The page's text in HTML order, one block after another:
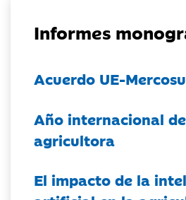
Informes
Acuerdo UE-
Año internacional
agricultora
El impacto de la